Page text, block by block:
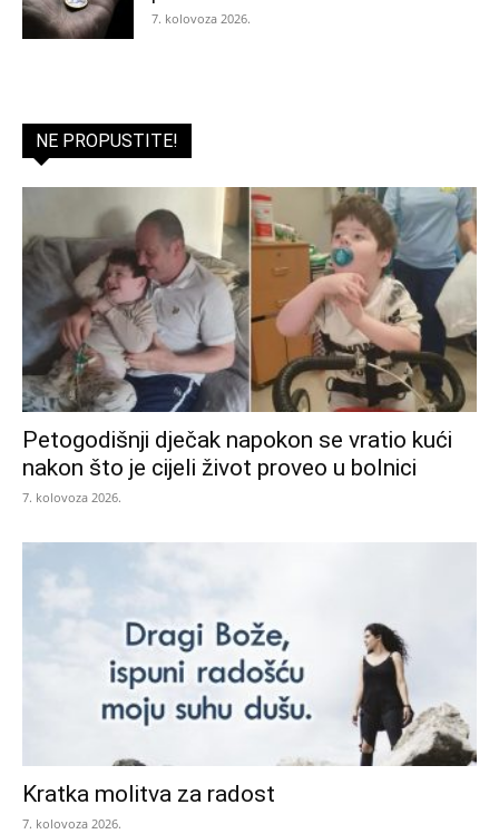
7. kolovoza 2026.
NE PROPUSTITE!
Petogodišnji dječak napokon se vratio kući
nakon što je cijeli život proveo u bolnici
7. kolovoza 2026.
Kratka molitva za radost
7. kolovoza 2026.